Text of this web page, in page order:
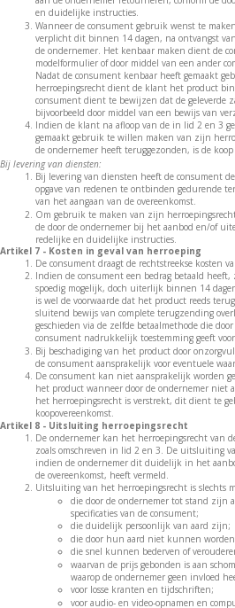
en duidelijke instructies.
Wanneer de consument gebruik wenst te
verplicht dit binnen 14 dagen, na ontvangst
de ondernemer. Het kenbaar maken dient de
modelformulier of door middel van een ander
Nadat de consument kenbaar heeft gemaakt
herroepingsrecht dient de klant het product
consument dient te bewijzen dat de geleverde
bijvoorbeeld door middel van een bewijs van
Indien de klant na afloop van de in lid 2 en 3
gemaakt gebruik te willen maken van zijn
de ondernemer heeft teruggezonden, is de
Bij levering van diensten:
Bij levering van diensten heeft de consument
opgave van redenen te ontbinden gedurende
van het aangaan van de overeenkomst.
Om gebruik te maken van zijn
de door de ondernemer bij het aanbod en/of
redelijke en duidelijke instructies.
Artikel 7 - Kosten in geval van herroeping
De consument draagt de rechtstreekse kosten
Indien de consument een bedrag betaald
spoedig mogelijk, doch uiterlijk binnen 14
is wel de voorwaarde dat het product reeds
sluitend bewijs van complete terugzending
geschieden via de zelfde betaalmethode die
consument nadrukkelijk toestemming geeft
Bij beschadiging van het product door
de consument aansprakelijk voor eventuele
De consument kan niet aansprakelijk worden
het product wanneer door de ondernemer niet
het herroepingsrecht is verstrekt, dit dient te
koopovereenkomst.
Artikel 8 - Uitsluiting herroepingsrecht
De ondernemer kan het herroepingsrecht van
zoals omschreven in lid 2 en 3. De uitsluiting
indien de ondernemer dit duidelijk in het
de overeenkomst, heeft vermeld.
Uitsluiting van het herroepingsrecht is slechts
die door de ondernemer tot stand zijn
specificaties van de consument;
die duidelijk persoonlijk van aard zijn;
die door hun aard niet kunnen
die snel kunnen bederven of
waarvan de prijs gebonden is aan
waarop de ondernemer geen invloed
voor losse kranten en tijdschriften;
voor audio- en video-opnamen en